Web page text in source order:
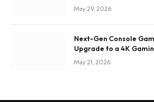
May 29, 2026
Next-Gen Console
Upgrade to a 4K
May 21, 2026